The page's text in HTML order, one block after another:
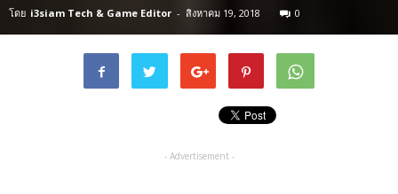
โดย i3siam Tech & Game Editor - สิงหาคม 19, 2018 0
- Advertisement -